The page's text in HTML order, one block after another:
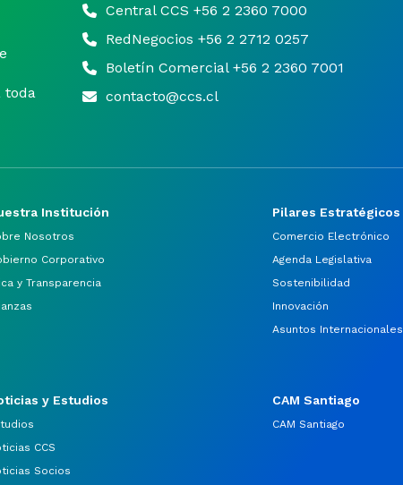
toda
Central CCS +56 2 2360 7000
RedNegocios +56 2 2712 0257
Boletín Comercial +56 2 2360 7001
contacto@ccs.cl
Institución
Nosotros
Corporativo
y Transparencia
Pilares Estratégicos
Comercio Electrónico
Agenda Legislativa
Sostenibilidad
Innovación
Asuntos Internacionales
y Estudios
CCS
Socios
CAM Santiago
CAM Santiago